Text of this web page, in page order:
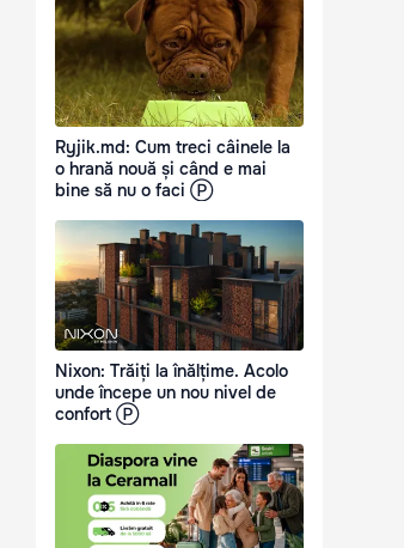
Ryjik.md: Cum treci câinele la
o hrană nouă și când e mai
bine să nu o faci Ⓟ
Nixon: Trăiți la înălțime. Acolo
unde începe un nou nivel de
confort Ⓟ